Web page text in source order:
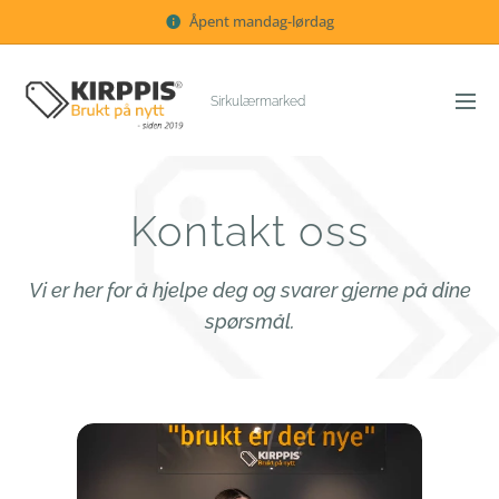
Åpent mandag-lørdag
Sirkulærmarked
Kontakt oss
Vi er her for å hjelpe deg og svarer gjerne på dine
spørsmål.